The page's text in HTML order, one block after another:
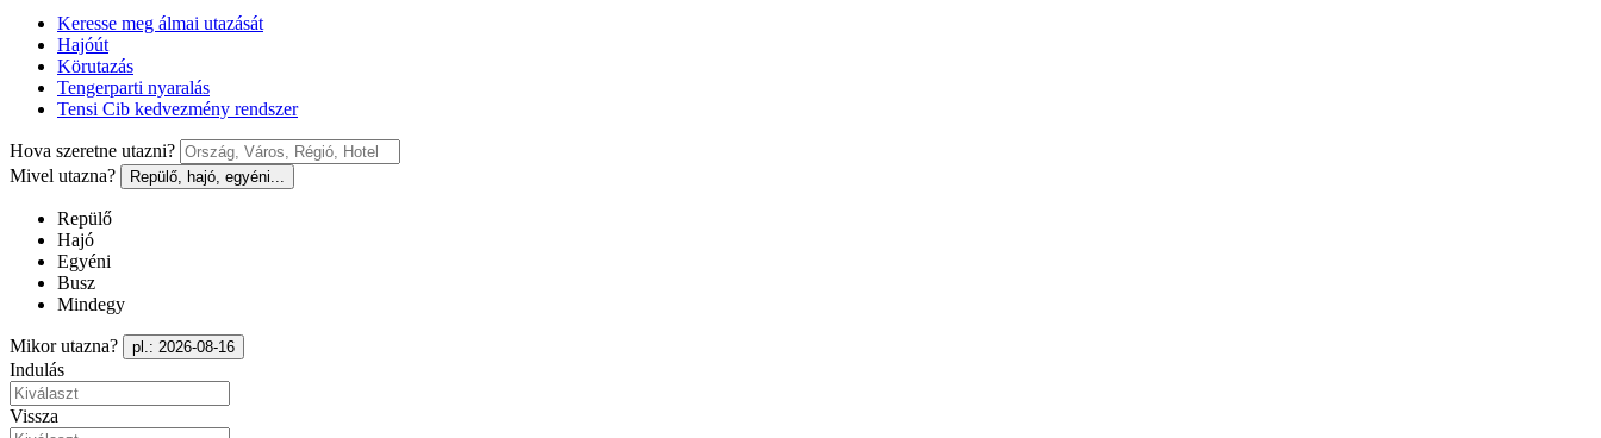
Keresse meg álmai utazását
Hajóút
Körutazás
Tengerparti nyaralás
Tensi Cib kedvezmény rendszer
Hova szeretne utazni?
Mivel utazna?
Repülő, hajó, egyéni...
Repülő
Hajó
Egyéni
Busz
Mindegy
Mikor utazna? pl.: 2026-08-16
Indulás
Vissza